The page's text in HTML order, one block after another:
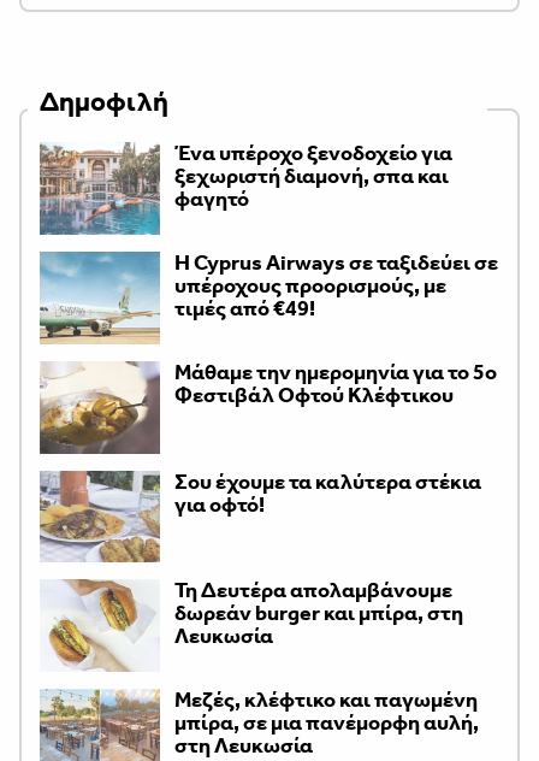
Δημοφιλή
Ένα υπέροχο ξενοδοχείο για
ξεχωριστή διαμονή, σπα και
φαγητό
H Cyprus Airways σε ταξιδεύει σε
υπέροχους προορισμούς, με
τιμές από €49!
Μάθαμε την ημερομηνία για το 5ο
Φεστιβάλ Οφτού Κλέφτικου
Σου έχουμε τα καλύτερα στέκια
για οφτό!
Τη Δευτέρα απολαμβάνουμε
δωρεάν burger και μπίρα, στη
Λευκωσία
Μεζές, κλέφτικο και παγωμένη
μπίρα, σε μια πανέμορφη αυλή,
στη Λευκωσία